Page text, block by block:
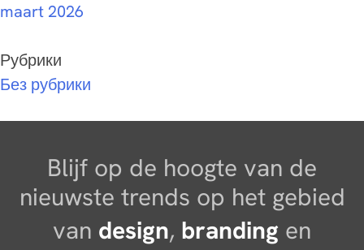
maart 2026
Рубрики
Без рубрики
Blijf op de hoogte van de
nieuwste trends op het gebied
van design, branding en